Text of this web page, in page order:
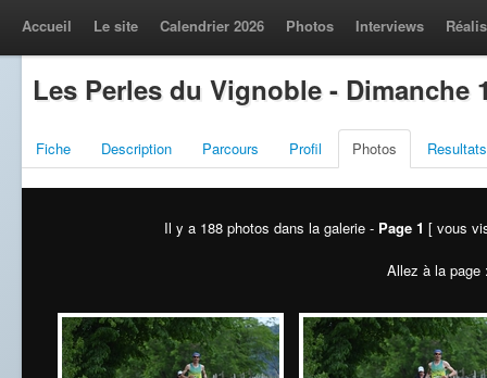
Accueil Le site Calendrier 2026 Photos Interviews
Les Perles du Vignoble - Dimanche
Fiche Description Parcours Profil Photos Resultats
Il y a 188 photos dans la galerie - Page 1 [ vous
Allez à la